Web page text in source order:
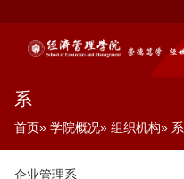
系
首页» 学院概况» 组织机构» 系
企业管理系